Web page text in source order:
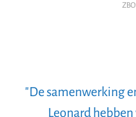
"De samenwerking
Leonard